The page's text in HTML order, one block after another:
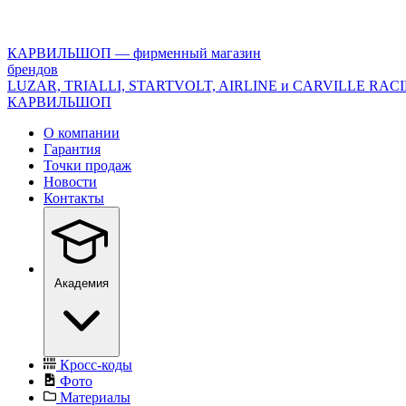
version="1.0"
encoding="utf-
8"?
>
КАРВИЛЬШОП — фирменный магазин
брендов
LUZAR, TRIALLI, STARTVOLT, AIRLINE и CARVILLE
КАРВИЛЬШОП
О компании
Гарантия
Точки продаж
Новости
Контакты
Академия
Кросс-коды
Фото
Материалы